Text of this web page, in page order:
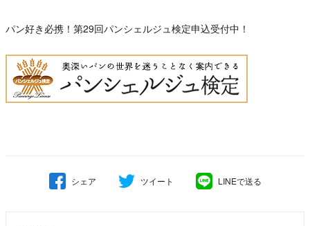
パン好き必携！第29回パンシェルジュ検定申込受付中！
シェア ツイート LINEで送る